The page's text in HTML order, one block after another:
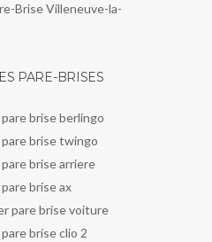
Brise Villeneuve-la-
PARE-BRISES
brise berlingo
brise twingo
brise arriere
brise ax
pare brise voiture
brise clio 2